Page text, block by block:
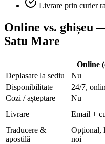
Livrare prin curier
Online vs. ghișeu
Satu Mare
Online
Deplasare la sediu
Nu
Disponibilitate
24/7,
Cozi / așteptare
Nu
Livrare
Email +
Traducere &
apostilă
Opțional,
noi